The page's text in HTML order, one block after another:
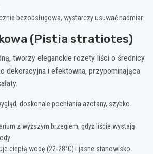
bezobsługowa, wystarczy usuwać nadmiar
(Pistia stratiotes)
tworzy eleganckie rozety liści o średnicy
dekoracyjna i efektowna, przypominająca
doskonale pochłania azotany, szybko
z wyższym brzegiem, gdyż liście wystają
ciepłą wodę (22-28°C) i jasne stanowisko